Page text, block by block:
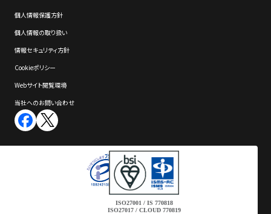
ISO27001 / IS 770818
ISO27017 / CLOUD 770819
個⼈情報保護⽅針
個⼈情報の取り扱い
情報セキュリティ⽅針
Cookieポリシー
Webサイト閲覧環境
当社へのお問い合わせ